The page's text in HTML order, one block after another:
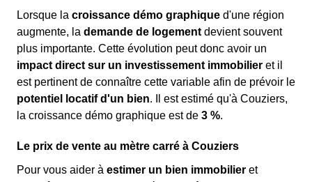
Lorsque la croissance démo graphique d'une région
augmente, la demande de logement devient souvent
plus importante. Cette évolution peut donc avoir un
impact direct sur un investissement immobilier et il
est pertinent de connaître cette variable afin de prévoir le
potentiel locatif d'un bien. Il est estimé qu'à Couziers,
la croissance démo graphique est de 3 %.
Le prix de vente au mètre carré à Couziers
Pour vous aider à estimer un bien immobilier et